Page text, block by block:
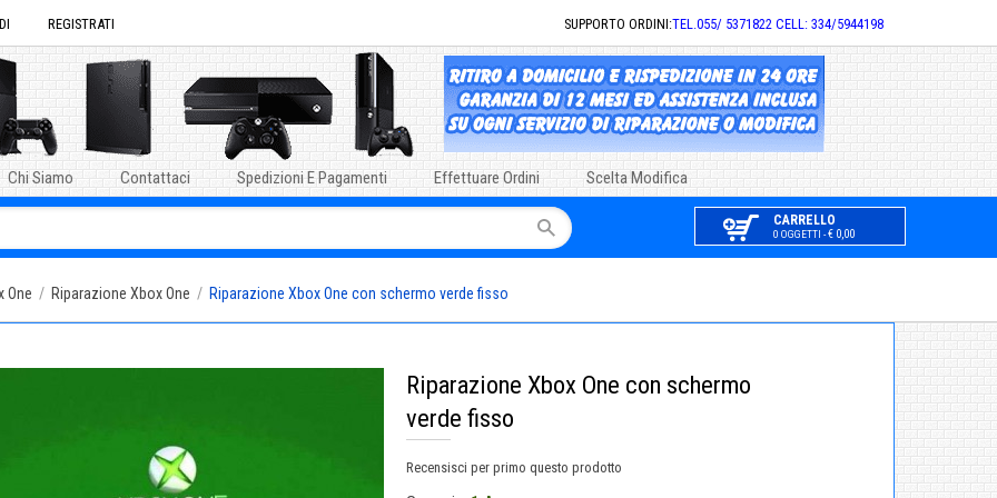
REGISTRATI SUPPORTO ORDINI:TEL.055/ 5371822 CELL: 334/5944198
Chi Siamo Contattaci Spedizioni E Pagamenti Effettuare Ordini Scelta Modifica
CARRELLO
0 OGGETTI -€ 0,00
One / Riparazione Xbox One / Riparazione Xbox One con schermo verde fisso
Riparazione Xbox One con schermo
verde fisso
Recensisci per primo questo prodotto